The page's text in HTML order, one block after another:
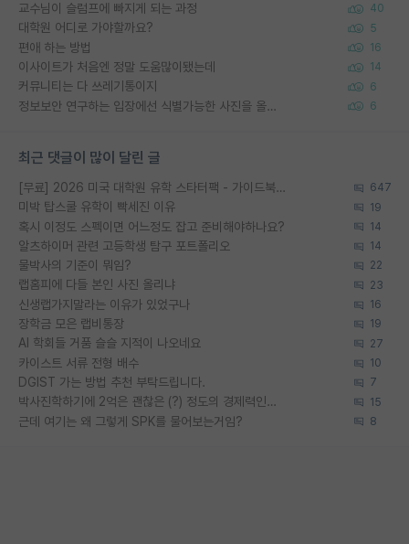
교수님이 슬럼프에 빠지게 되는 과정 40
대학원 어디로 가야할까요? 5
편애 하는 방법 16
이사이트가 처음엔 정말 도움많이됐는데 14
커뮤니티는 다 쓰레기통이지 6
정보보안 연구하는 입장에선 식별가능한 사진을 올리는건 비추이긴함 6
최근 댓글이 많이 달린 글
[무료] 2026 미국 대학원 유학 스타터팩 - 가이드북 & 합격자 컨택메일 템플릿 647
미박 탑스쿨 유학이 빡세진 이유 19
혹시 이정도 스펙이면 어느정도 잡고 준비해야하나요? 14
알츠하이머 관련 고등학생 탐구 포트폴리오 14
물박사의 기준이 뭐임? 22
랩홈피에 다들 본인 사진 올리냐 23
신생랩가지말라는 이유가 있었구나 16
장학금 모은 랩비통장 19
AI 학회들 거품 슬슬 지적이 나오네요 27
카이스트 서류 전형 배수 10
DGIST 가는 방법 추천 부탁드립니다. 7
박사진학하기에 2억은 괜찮은 (?) 정도의 경제력인가요 15
근데 여기는 왜 그렇게 SPK를 물어보는거임? 8